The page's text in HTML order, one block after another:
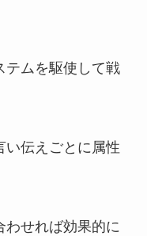
テムを駆使して戦
い伝えごとに属性
わせれば効果的に